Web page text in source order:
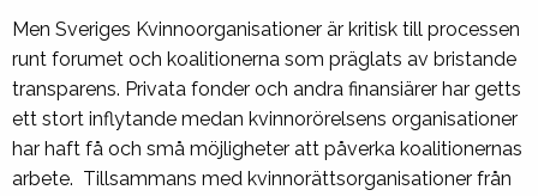
Men Sveriges Kvinnoorganisationer är kritisk till processen
runt forumet och koalitionerna som präglats av bristande
transparens. Privata fonder och andra finansiärer har getts
ett stort inflytande medan kvinnorörelsens organisationer
har haft få och små möjligheter att påverka koalitionernas
arbete. Tillsammans med kvinnorättsorganisationer från